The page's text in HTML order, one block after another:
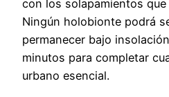
con los solapamientos
Ningún holobionte podrá
permanecer bajo
minutos para completar
urbano esencial.